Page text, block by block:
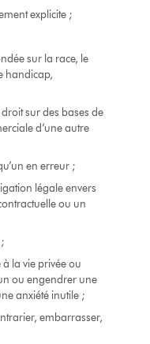
explicite ;
sur la race, le
handicap,
sur des bases de
d’une autre
en erreur ;
légale envers
ou un
la vie privée ou
ou engendrer une
anxiété inutile ;
embarrasser,